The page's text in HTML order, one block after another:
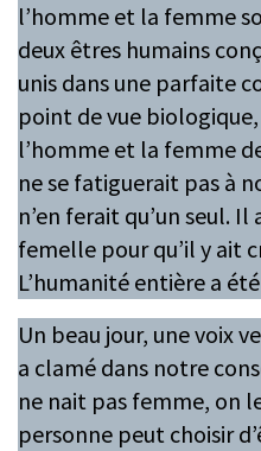
l’homme et la femme
deux êtres humains
unis dans une parfaite
point de vue
l’homme et la femme
ne se fatiguerait pas à
n’en ferait qu’un seul.
femelle pour qu’il y ait
L’humanité entière a
Un beau jour, une voix
a clamé dans notre
ne nait pas femme, on
personne peut choisir